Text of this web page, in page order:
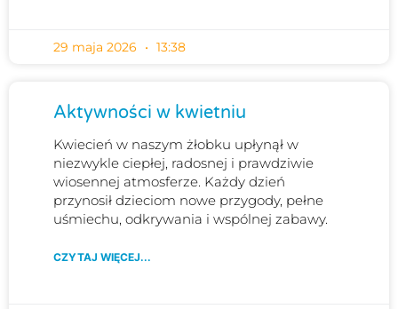
29 maja 2026 13:38
Aktywności w kwietniu
Kwiecień w naszym żłobku upłynął w
niezwykle ciepłej, radosnej i prawdziwie
wiosennej atmosferze. Każdy dzień
przynosił dzieciom nowe przygody, pełne
uśmiechu, odkrywania i wspólnej zabawy.
CZYTAJ WIĘCEJ...